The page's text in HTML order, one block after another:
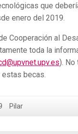
que
enero del 2019.
Cooperación al
toda la
). No
becas.
Pilar